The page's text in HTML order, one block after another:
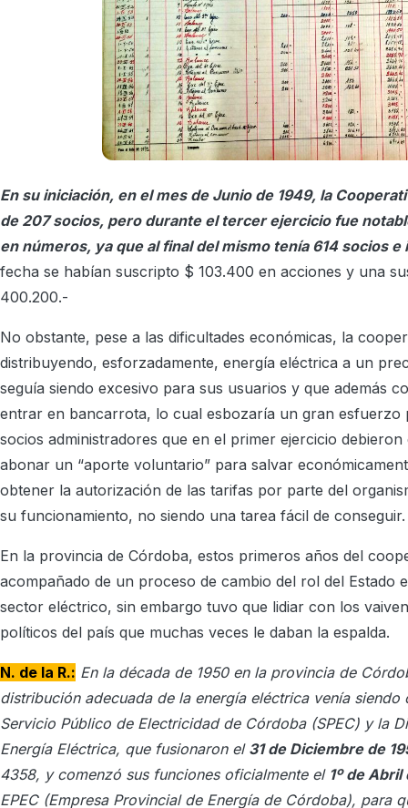
En su iniciación, en el mes de Junio de 1949, la
de 207 socios, pero durante el tercer ejercicio fue
en números, ya que al final del mismo tenía 614 socios e
fecha se habían suscripto $ 103.400 en acciones y una
400.200.-
No obstante, pese a las dificultades económicas, la
distribuyendo, esforzadamente, energía eléctrica a un
seguía siendo excesivo para sus usuarios y que además
entrar en bancarrota, lo cual esbozaría un gran esfuerzo
socios administradores que en el primer ejercicio
abonar un “aporte voluntario” para salvar
obtener la autorización de las tarifas por parte del
su funcionamiento, no siendo una tarea fácil de conseguir.
En la provincia de Córdoba, estos primeros años del
acompañado de un proceso de cambio del rol del Estado
sector eléctrico, sin embargo tuvo que lidiar con los
políticos del país que muchas veces le daban la espalda.
N. de la R.: En la década de 1950 en la provincia de
distribución adecuada de la energía eléctrica venía
Servicio Público de Electricidad de Córdoba (SPEC) y la
Energía Eléctrica, que fusionaron el 31 de Diciembre de
4358, y comenzó sus funciones oficialmente el 1º de Abril
EPEC (Empresa Provincial de Energía de Córdoba), para